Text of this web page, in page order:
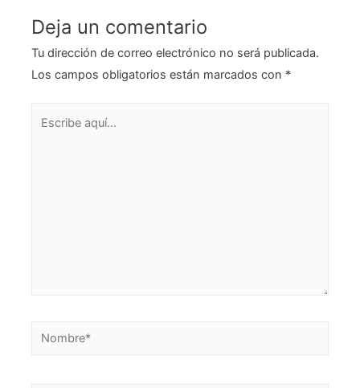
Deja un comentario
Tu dirección de correo electrónico no será publicada.
Los campos obligatorios están marcados con *